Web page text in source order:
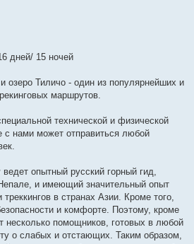
дней/ 15 ночей
озеро Тиличо - один из популярнейших и
маршрутов.
технической и физической
с нами может отправиться любой
опытный русский горный гид,
и имеющий значительный опыт
в странах Азии. Кроме того,
и комфорте. Поэтому, кроме
несколько помощников, готовых в любой
о слабых и отстающих. Таким образом,